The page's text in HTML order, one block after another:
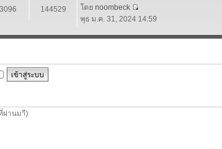
144529 โดย noombeck
พุธ ม.ค. 31, 2024 14:59
ผ่านมาี)